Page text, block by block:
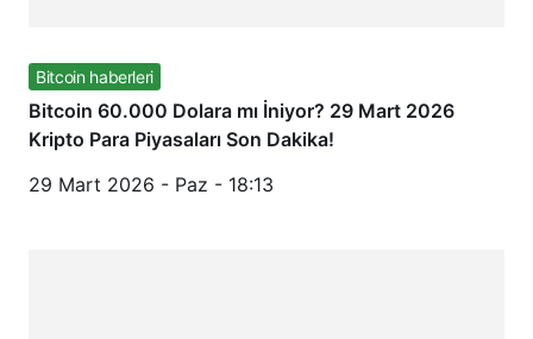
Bitcoin haberleri
Bitcoin 60.000 Dolara mı İniyor? 29 Mart 2026
Kripto Para Piyasaları Son Dakika!
29 Mart 2026 - Paz - 18:13